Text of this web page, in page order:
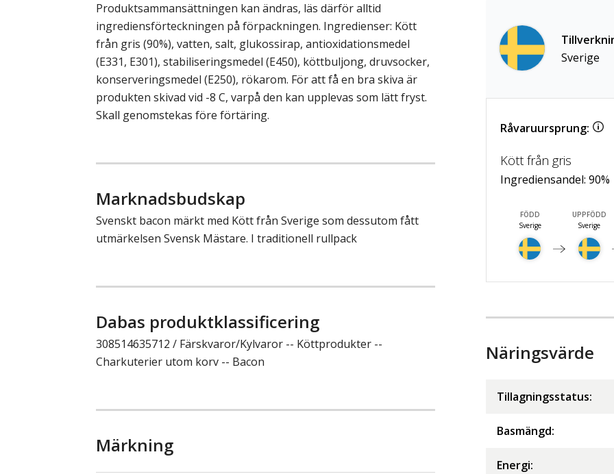
Produktsammansättningen kan ändras, läs därför alltid
ingrediensförteckningen på förpackningen. Ingredienser: Kött
från gris (90%), vatten, salt, glukossirap, antioxidationsmedel
(E331, E301), stabiliseringsmedel (E450), köttbuljong, druvsocker,
konserveringsmedel (E250), rökarom. För att få en bra skiva är
produkten skivad vid -8 C, varpå den kan upplevas som lätt fryst.
Skall genomstekas före förtäring.
Marknadsbudskap
Svenskt bacon märkt med Kött från Sverige som dessutom fått
utmärkelsen Svensk Mästare. I traditionell rullpack
Dabas produktklassificering
308514635712 / Färskvaror/Kylvaror -- Köttprodukter --
Charkuterier utom korv -- Bacon
Märkning
Sverige
Råvaruursprung:
Kött från gris
Ingrediensandel: 90%
FÖDD
Sverige
UPPFÖDD
Sverige
Näringsvärde
Tillagningsstatus:
Basmängd:
Energi: